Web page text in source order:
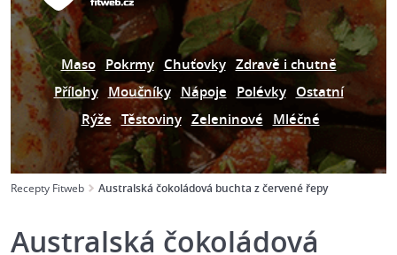
Maso Pokrmy Chuťovky Zdravě i chutně
Přílohy Moučníky Nápoje Polévky Ostatní
Rýže Těstoviny Zeleninové Mléčné
Recepty Fitweb Australská čokoládová buchta z červené řepy
Australská čokoládová